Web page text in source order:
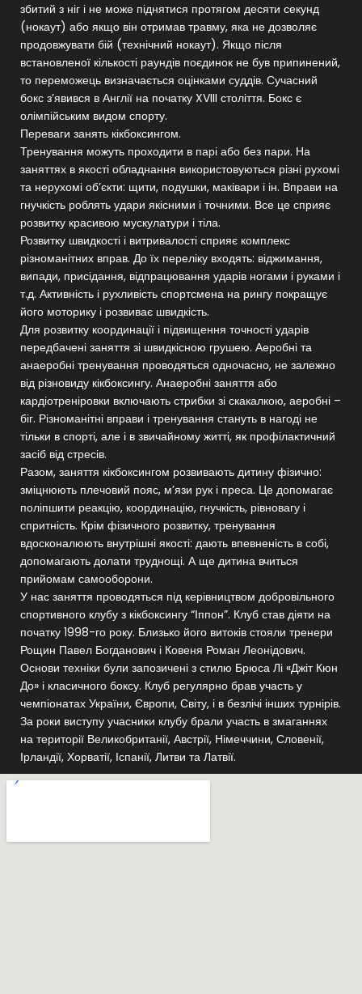
збитий з ніг і не може піднятися протягом десяти секунд
(нокаут) або якщо він отримав травму, яка не дозволяє
продовжувати бій (технічний нокаут). Якщо після
встановленої кількості раундів поєдинок не був припинений,
то переможець визначається оцінками суддів. Сучасний
бокс з’явився в Англії на початку XVIII століття. Бокс є
олімпійським видом спорту.
Переваги занять кікбоксингом.
Тренування можуть проходити в парі або без пари. На
заняттях в якості обладнання використовуються різні рухомі
та нерухомі об’єкти: щити, подушки, маківари і ін. Вправи на
гнучкість роблять удари якісними і точними. Все це сприяє
розвитку красивою мускулатури і тіла.
Розвитку швидкості і витривалості сприяє комплекс
різноманітних вправ. До їх переліку входять: віджимання,
випади, присідання, відпрацювання ударів ногами і руками і
т.д. Активність і рухливість спортсмена на рингу покращує
його моторику і розвиває швидкість.
Для розвитку координації і підвищення точності ударів
передбачені заняття зі швидкісною грушею. Аеробні та
анаеробні тренування проводяться одночасно, не залежно
від різновиду кікбоксингу. Анаеробні заняття або
кардіотреніровки включають стрибки зі скакалкою, аеробні –
біг. Різноманітні вправи і тренування стануть в нагоді не
тільки в спорті, але і в звичайному житті, як профілактичний
засіб від стресів.
Разом, заняття кікбоксингом розвивають дитину фізично:
зміцнюють плечовий пояс, м’язи рук і преса. Це допомагає
поліпшити реакцію, координацію, гнучкість, рівновагу і
спритність. Крім фізичного розвитку, тренування
вдосконалюють внутрішні якості: дають впевненість в собі,
допомагають долати труднощі. А ще дитина вчиться
прийомам самооборони.
У нас заняття проводяться під керівництвом добровільного
спортивного клубу з кікбоксингу “Іппон”. Клуб став діяти на
початку 1998-го року. Близько його витоків стояли тренери
Рощин Павел Богданович і Ковеня Роман Леонідович.
Основи техніки були запозичені з стилю Брюса Лі «Джіт Кюн
До» і класичного боксу. Клуб регулярно брав участь у
чемпіонатах України, Європи, Світу, і в безлічі інших турнірів.
За роки виступу учасники клубу брали участь в змаганнях
на території Великобританії, Австрії, Німеччини, Словенії,
Ірландії, Хорватії, Іспанії, Литви та Латвії.